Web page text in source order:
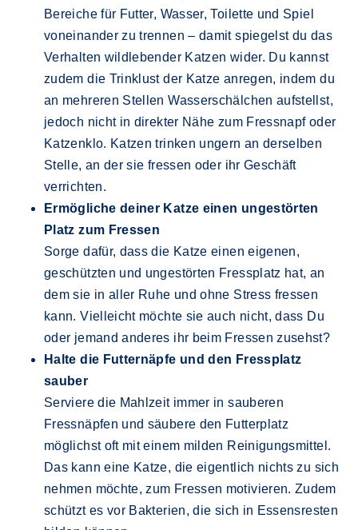
Bereiche für Futter, Wasser, Toilette und Spiel
voneinander zu trennen – damit spiegelst du das
Verhalten wildlebender Katzen wider. Du kannst
zudem die Trinklust der Katze anregen, indem du
an mehreren Stellen Wasserschälchen aufstellst,
jedoch nicht in direkter Nähe zum Fressnapf oder
Katzenklo. Katzen trinken ungern an derselben
Stelle, an der sie fressen oder ihr Geschäft
verrichten.
Ermögliche deiner Katze einen ungestörten
Platz zum Fressen
Sorge dafür, dass die Katze einen eigenen,
geschützten und ungestörten Fressplatz hat, an
dem sie in aller Ruhe und ohne Stress fressen
kann. Vielleicht möchte sie auch nicht, dass Du
oder jemand anderes ihr beim Fressen zusehst?
Halte die Futternäpfe und den Fressplatz
sauber
Serviere die Mahlzeit immer in sauberen
Fressnäpfen und säubere den Futterplatz
möglichst oft mit einem milden Reinigungsmittel.
Das kann eine Katze, die eigentlich nichts zu sich
nehmen möchte, zum Fressen motivieren. Zudem
schützt es vor Bakterien, die sich in Essensresten